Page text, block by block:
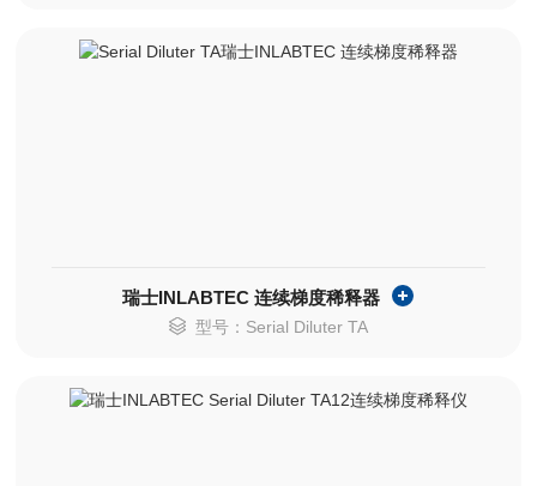
瑞士INLABTEC 连续梯度稀释器
型号：Serial Diluter TA